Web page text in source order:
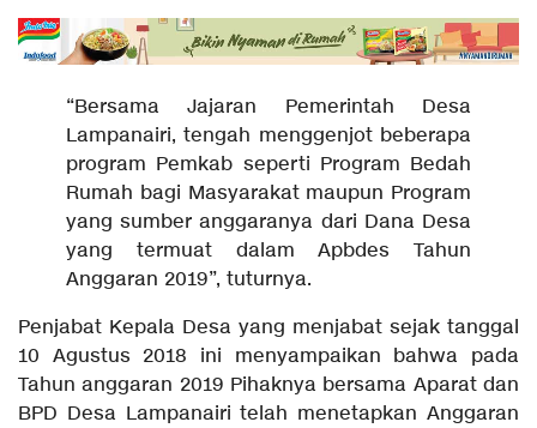
“Bersama Jajaran Pemerintah Desa
Lampanairi, tengah menggenjot beberapa
program Pemkab seperti Program Bedah
Rumah bagi Masyarakat maupun Program
yang sumber anggaranya dari Dana Desa
yang termuat dalam Apbdes Tahun
Anggaran 2019”, tuturnya.
Penjabat Kepala Desa yang menjabat sejak tanggal
10 Agustus 2018 ini menyampaikan bahwa pada
Tahun anggaran 2019 Pihaknya bersama Aparat dan
BPD Desa Lampanairi telah menetapkan Anggaran